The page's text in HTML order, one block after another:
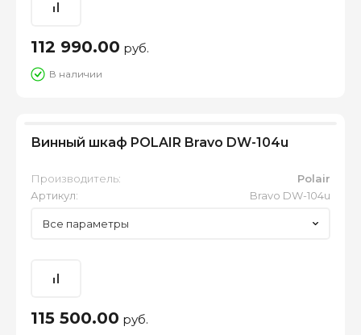
112 990.00 руб.
В наличии
Винный шкаф POLAIR Bravo DW-104u
Производитель:
Polair
Артикул:
Bravo DW-104u
Все параметры
115 500.00 руб.